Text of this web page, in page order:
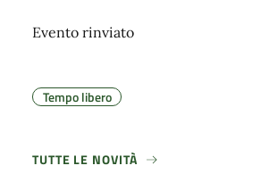
Evento rinviato
Tempo libero
TUTTE LE NOVITÀ